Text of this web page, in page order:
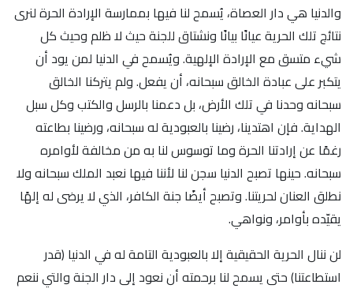
والدنيا هي دار العصاة، يُسمح لنا فيها بممارسة الإرادة الحرة لنرى
نتائج تلك الحرية عيانًا بيانًا ونشتاق للجنة حيث لا ظلم وحيث كل
شيء متسق مع الإرادة الإلهية. ويُسمح في الدنيا لمن يود أن
يتكبر على عبادة الخالق سبحانه، أن يفعل. ولم يتركنا الخالق
سبحانه وحدنا في تلك الأرض، بل دعمنا بالرسل والكتب وكل سبل
الهداية. فإن اهتدينا، رضينا بالعبودية له سبحانه، ورضينا بطاعته
رغمًا عن إرادتنا الحرة وما توسوس لنا به من مخالفة لأوامره
سبحانه. حينها تصبح الدنيا سجن لنا لأننا فيها نعبد الملك سبحانه ولا
نطلق العنان لحريتنا. وتصبح أيضًا جنة الكافر، الذي لا يرضى له إلهًا
يقيّده بأوامر، ونواهي.
لن ننال الحرية الحقيقية إلا بالعبودية التامة له في الدنيا (قدر
استطاعتنا) حتى يسمح لنا برحمته أن نعود إلى دار الجنة والتي ننعم